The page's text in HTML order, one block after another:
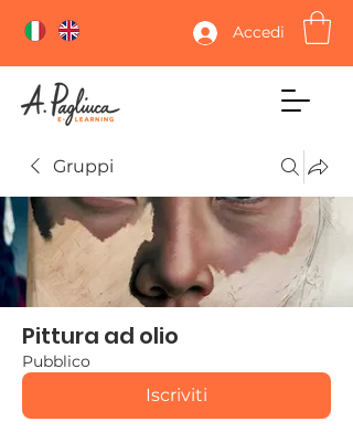
Accedi
Gruppi
Pittura ad olio
Pubblico
Iscriviti